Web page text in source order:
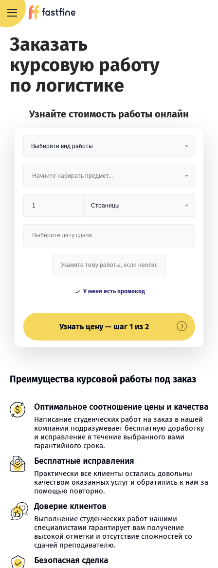
Заказать
курсовую работу
по логистике
Узнайте стоимость работы онлайн
У меня есть промокод
Узнать цену — шаг 1 из 2
Преимущества курсовой работы под заказ
Оптимальное соотношение цены и качества
Написание студенческих работ на заказ в нашей
компании подразумевает бесплатную доработку
и исправление в течение выбранного вами
гарантийного срока.
Бесплатные исправления
Практически все клиенты остались довольны
качеством оказанных услуг и обратились к нам за
помощью повторно.
Доверие клиентов
Выполнение студенческих работ нашими
специалистами гарантирует вам получение
высокой отметки и отсутствие сложностей со
сдачей преподавателю.
Безопасная сделка